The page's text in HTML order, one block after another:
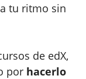
tu ritmo sin
de edX,
por hacerlo